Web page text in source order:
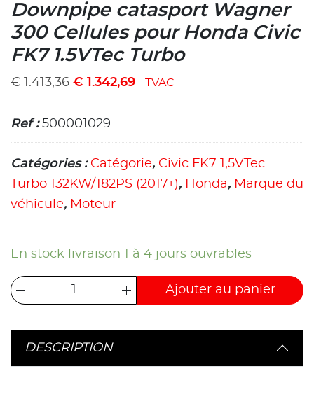
Downpipe catasport Wagner
300 Cellules pour Honda Civic
FK7 1.5VTec Turbo
€1.413,36 € 1.342,69 TVAC
Ref :500001029
Catégories : Catégorie, Civic FK7 1,5VTec
Turbo 132KW/182PS (2017+), Honda, Marque du
véhicule, Moteur
En stock livraison 1 à 4 jours ouvrables
Ajouter au panier
DESCRIPTION